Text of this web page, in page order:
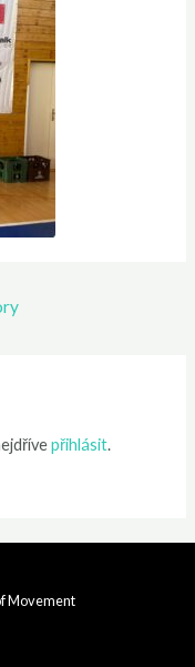
přihlásit.
Movement